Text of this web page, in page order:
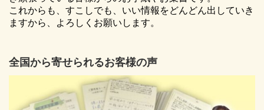
これからも、すこしでも、いい情報をどんどん出していき
ますから、よろしくお願いします。
全国から寄せられるお客様の声